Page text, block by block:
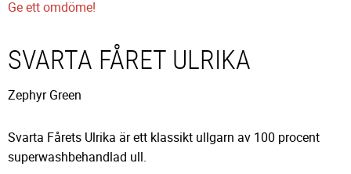
Ge ett omdöme!
SVARTA FÅRET ULRIKA
Zephyr Green
Svarta Fårets Ulrika är ett klassikt ullgarn av 100 procent
superwashbehandlad ull.